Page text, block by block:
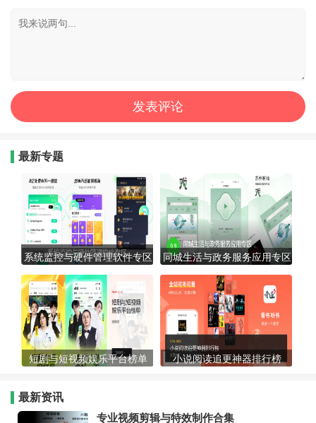
最新专题
系统监控与硬件管理软件专区 同城生活与政务服务应用专区
短剧与短视频娱乐平台榜单 小说阅读追更神器排行榜
最新资讯
专业视频剪辑与特效制作合集